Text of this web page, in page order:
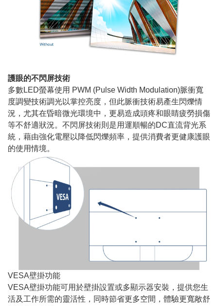
護眼的不閃屏技術
多數LED螢幕使用 PWM (Pulse Width Modulation)脈衝寬
度調變技術調光以掌控亮度，但此脈衝技術易產生閃爍情
況，尤其在昏暗微光環境中，更易造成頭疼和眼睛疲勞損傷
等不舒適狀況。不閃屏技術則是用運順暢的DC直流背光系
統，藉由強化電壓以降低閃爍頻率，提供消費者更健康護眼
的使用情境。
VESA壁掛功能
VESA壁掛功能可用於壁掛設置或多顯示器安裝，提供您生
活及工作所需的靈活性，同時節省更多空間，體驗更寬敞舒